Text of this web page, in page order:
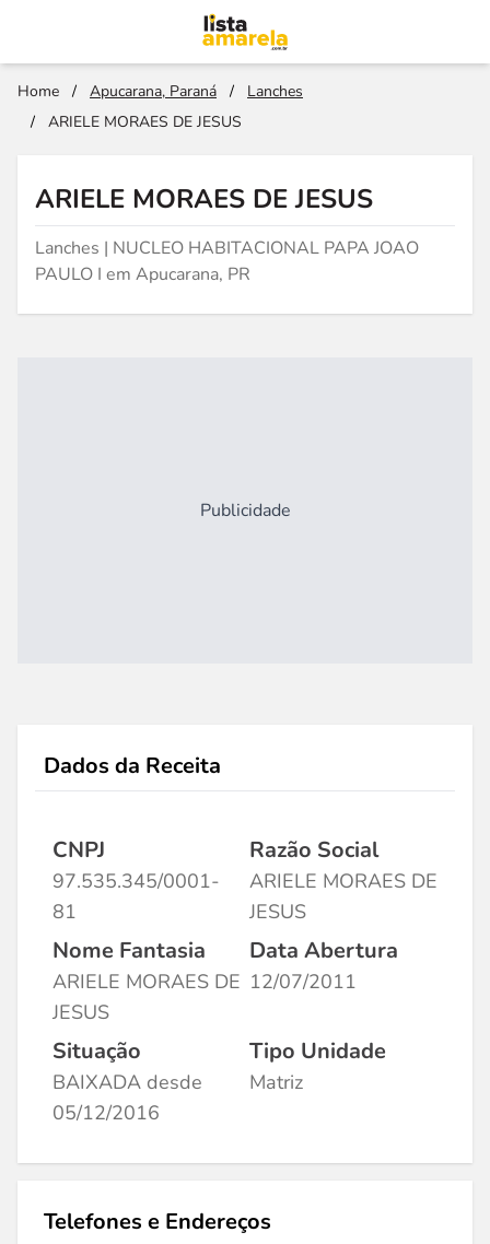
Home / Apucarana, Paraná /
Lanches
/
ARIELE MORAES DE JESUS
ARIELE MORAES DE JESUS
Lanches | NUCLEO HABITACIONAL PAPA JOAO
PAULO I em Apucarana, PR
Publicidade
Dados da Receita
CNPJ
97.535.345/0001-
81
Razão Social
ARIELE MORAES DE
JESUS
Nome Fantasia
ARIELE MORAES DE
JESUS
Data Abertura
12/07/2011
Situação
BAIXADA desde
05/12/2016
Tipo Unidade
Matriz
Telefones e Endereços